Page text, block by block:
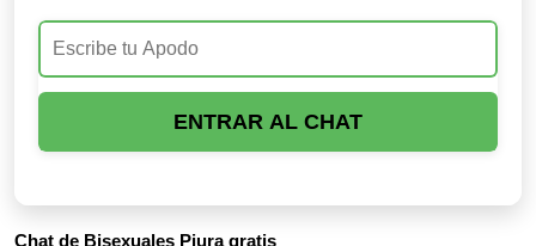
ENTRAR AL CHAT
Chat de Bisexuales Piura gratis